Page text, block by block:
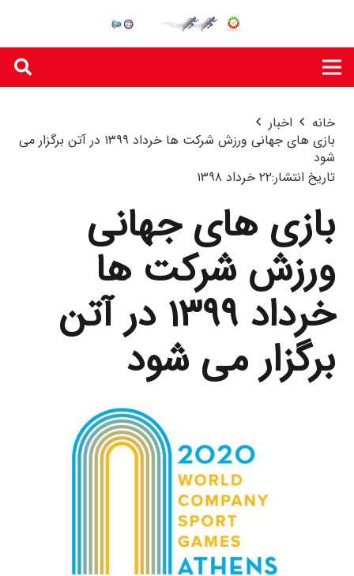
خانه
اخبار
بازی های جهانی ورزش شرکت ها خرداد ۱۳۹۹ در آتن برگزار می
شود
تاریخ انتشار:۲۲ خرداد ۱۳۹۸
بازی های جهانی
ورزش شرکت ها
خرداد ۱۳۹۹ در آتن
برگزار می شود